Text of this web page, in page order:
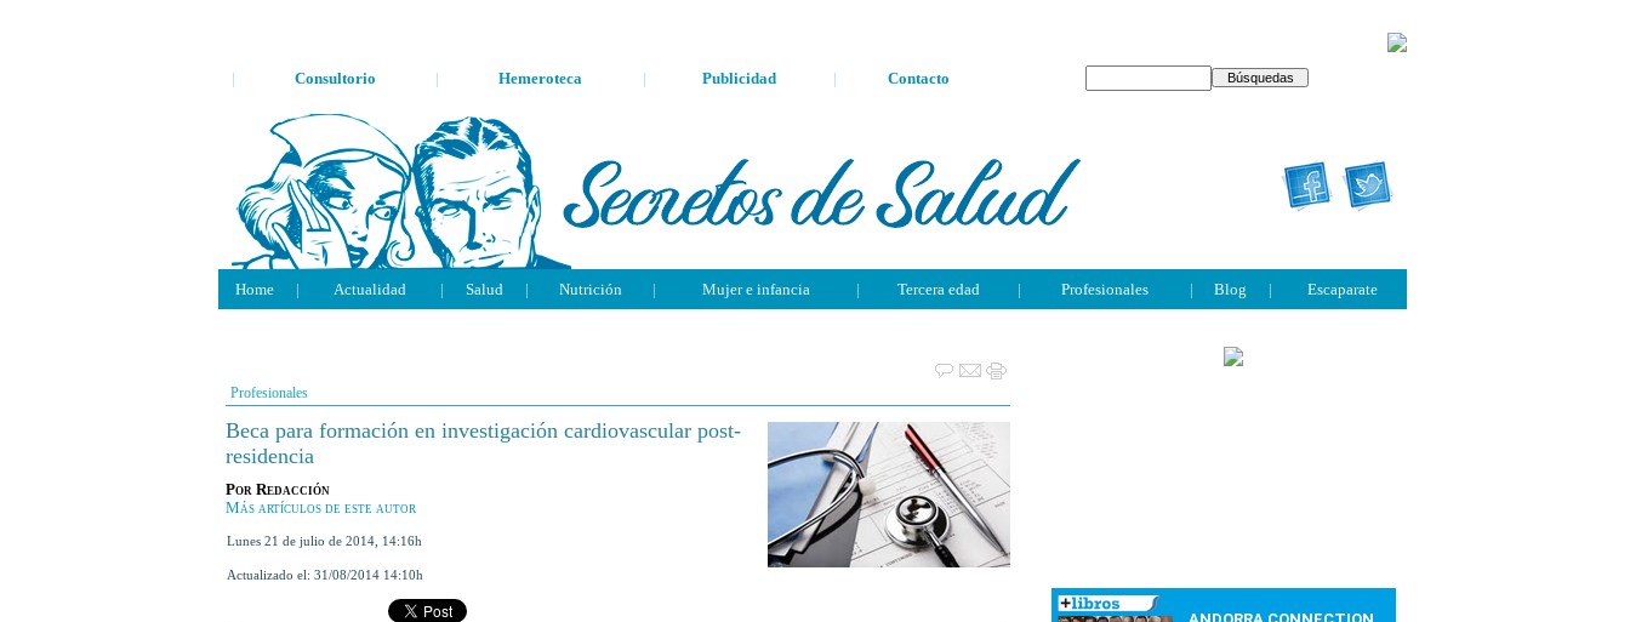
| Consultorio | Hemeroteca | Publicidad | Contacto
Home | Actualidad | Salud | Nutrición | Mujer e infancia | Tercera edad | Profesionales | Blog | Escaparate
Profesionales
Beca para formación en investigación cardiovascular post-
residencia
Por Redacción
Más artículos de este autor
lunes 21 de julio de 2014 14:16h
Actualizado el: 31/08/2014 14:10h